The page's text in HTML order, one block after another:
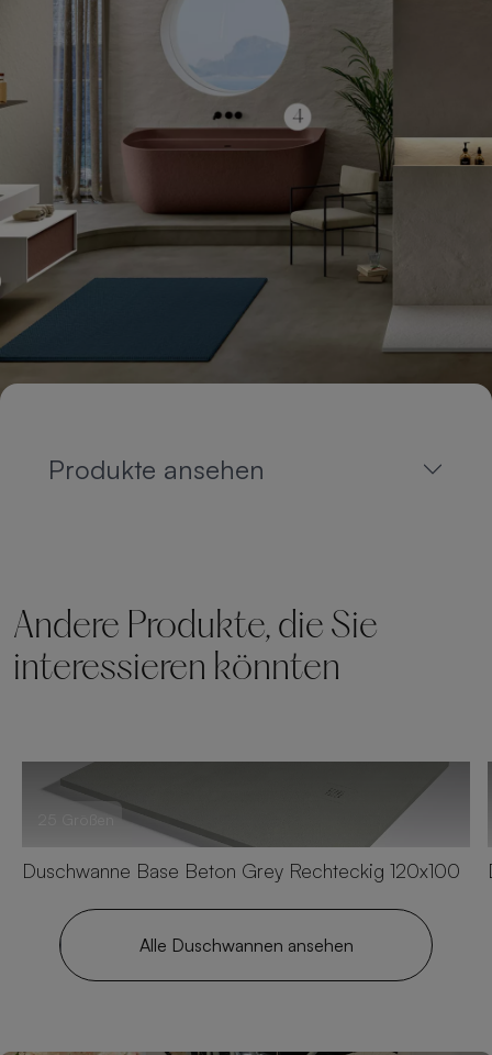
Produkte ansehen
Andere Produkte, die Sie
interessieren könnten
25 Größen
Duschwanne Base Beton Grey Rechteckig 120x100
Alle Duschwannen ansehen